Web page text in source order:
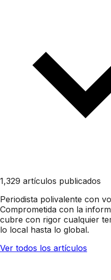
1,329 artículos publicados
Periodista polivalente con
Comprometida con la
cubre con rigor cualquier
lo local hasta lo global.
Ver todos los artículos